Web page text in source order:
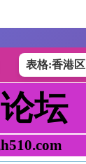
表格:香港区
坛